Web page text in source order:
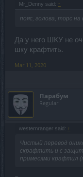
Mr_Denny said: ↑
пояс, голова, торс на
Да у него ШКУ не
шку крафтить.
Mar 11, 2020
Парабум
Regular
westernranger said: ↑
Чистый перевод
скрафтить и с
примесями крафтил